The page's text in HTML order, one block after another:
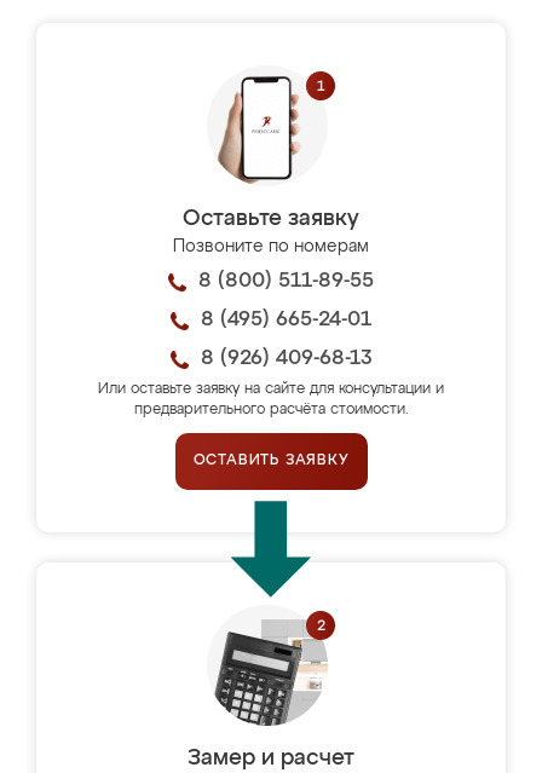
Оставьте заявку
Позвоните по номерам
8 (800) 511-89-55
8 (495) 665-24-01
8 (926) 409-68-13
Или оставьте заявку на сайте для консультации и
предварительного расчёта стоимости.
ОСТАВИТЬ ЗАЯВКУ
Замер и расчет